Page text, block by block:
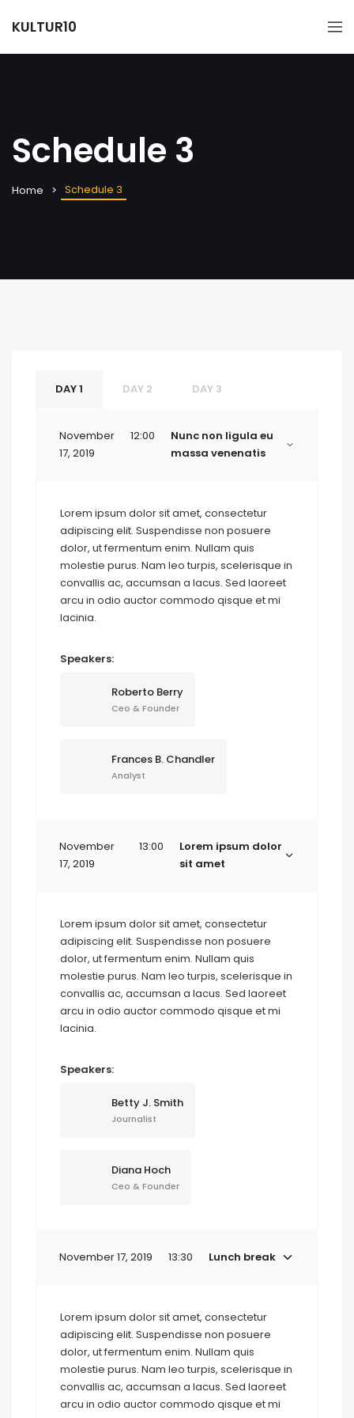
KULTUR10
Schedule 3
Home Schedule 3
DAY 1 DAY 2 DAY 3
November
17, 2019
12:00
Nunc non ligula eu
massa venenatis
Lorem ipsum dolor sit amet, consectetur
adipiscing elit. Suspendisse non posuere
dolor, ut fermentum enim. Nullam quis
molestie purus. Nam leo turpis, scelerisque in
convallis ac, accumsan a lacus. Sed laoreet
arcu in odio auctor commodo qisque et mi
lacinia.
Speakers:
Roberto Berry
Ceo & Founder
Frances B. Chandler
Analyst
November
17, 2019
13:00
Lorem ipsum dolor
sit amet
Lorem ipsum dolor sit amet, consectetur
adipiscing elit. Suspendisse non posuere
dolor, ut fermentum enim. Nullam quis
molestie purus. Nam leo turpis, scelerisque in
convallis ac, accumsan a lacus. Sed laoreet
arcu in odio auctor commodo qisque et mi
lacinia.
Speakers:
Betty J. Smith
Journalist
Diana Hoch
Ceo & Founder
November 17, 2019 13:30 Lunch break
Lorem ipsum dolor sit amet, consectetur
adipiscing elit. Suspendisse non posuere
dolor, ut fermentum enim. Nullam quis
molestie purus. Nam leo turpis, scelerisque in
convallis ac, accumsan a lacus. Sed laoreet
arcu in odio auctor commodo qisque et mi